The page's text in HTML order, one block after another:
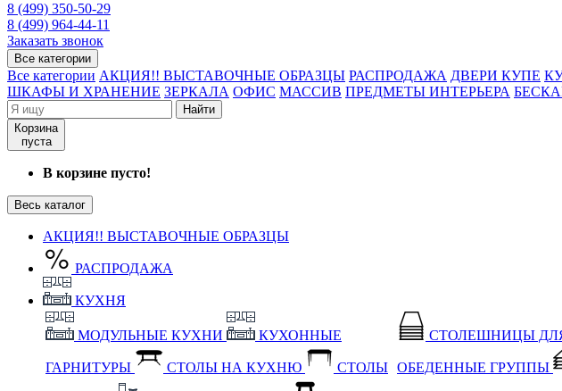
8 (499) 350-50-29
8 (499) 964-44-11
Заказать звонок
Все категории
Все категории АКЦИЯ!! ВЫСТАВОЧНЫЕ ОБРАЗЦЫ РАСПРОДАЖА ДВЕРИ КУПЕ
ШКАФЫ И ХРАНЕНИЕ ЗЕРКАЛА ОФИС МАССИВ ПРЕДМЕТЫ ИНТЕРЬЕРА
Найти
Корзина
пуста
В корзине пусто!
Весь каталог
АКЦИЯ!! ВЫСТАВОЧНЫЕ ОБРАЗЦЫ
РАСПРОДАЖА
КУХНЯ
МОДУЛЬНЫЕ КУХНИ КУХОННЫЕ
ГАРНИТУРЫ СТОЛЫ НА КУХНЮ СТОЛЫ
СТОЛЕШНИЦЫ
ОБЕДЕННЫЕ ГРУППЫ